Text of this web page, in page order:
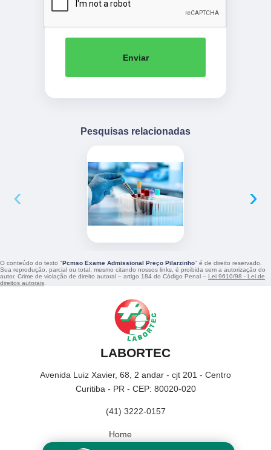
Enviar
Pesquisas relacionadas
‹ ›
O conteúdo do texto "Pcmso Exame Admissional Preço Pilarzinho" é de direito reservado.
Sua reprodução, parcial ou total, mesmo citando nossos links, é proibida sem a autorização do
autor. Crime de violação de direito autoral – artigo 184 do Código Penal – Lei 9610/98 - Lei de
direitos autorais
LABORTEC
Avenida Luiz Xavier, 68, 2 andar - cjt 201 - Centro
Curitiba - PR - CEP: 80020-020
(41) 3222-0157
Home